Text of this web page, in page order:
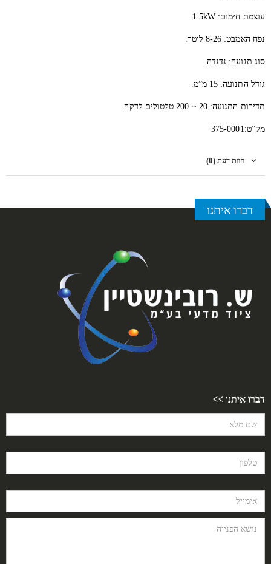
עוצמת חימום: 1.5kW.
נפח האמבט: 8-26 ליטר.
סוג תנועה: נדנדה.
גודל התנועה: 15 מ”מ.
תדירות התנועה: 20 ~ 200 טלטולים לדקה.
מק”ט:375-0001
חוות דעת (0)
דברו איתנו
דברו איתנו >>